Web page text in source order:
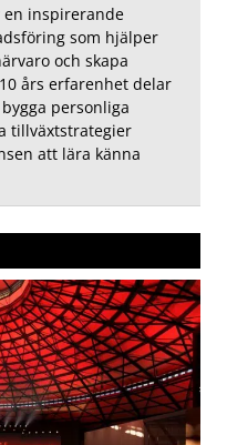
en inspirerande
som hjälper
och skapa
års erfarenhet delar
personliga
tillväxtstrategier
att lära känna